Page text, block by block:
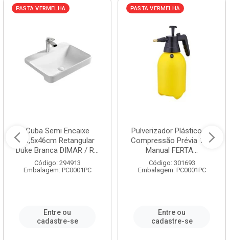
PASTA VERMELHA
Cuba Semi Encaixe
58,5x46cm Retangular
Duke Branca DIMAR / R...
Código: 294913
Embalagem: PC0001PC
Entre ou
cadastre-se
PASTA VERMELHA
Pulverizador Plástico de
Compressão Prévia 1,5L
Manual FERTA...
Código: 301693
Embalagem: PC0001PC
Entre ou
cadastre-se